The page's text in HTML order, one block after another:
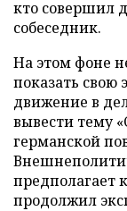
кто совершил
собеседник.
На этом фоне
показать свою
движение в
вывести тему
германской
предполагает
продолжил